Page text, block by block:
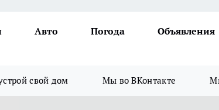
Авто Погода
Объявления
свой дом Мы во ВКонтакте